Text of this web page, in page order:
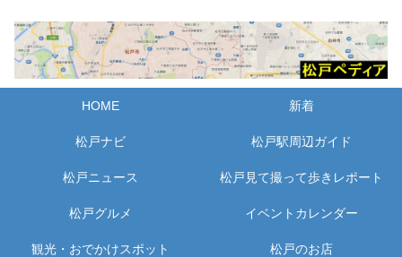
HOME 新着
松戸ナビ 松戸駅周辺ガイド
松戸ニュース 松戸見て撮って歩きレポート
松戸グルメ イベントカレンダー
観光・おでかけスポット 松戸のお店